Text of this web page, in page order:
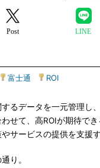
Post LINE
富士通 ROI
るデータを一元管理し
せて、高ROIが期待で
サービスの提供を支援す
り。